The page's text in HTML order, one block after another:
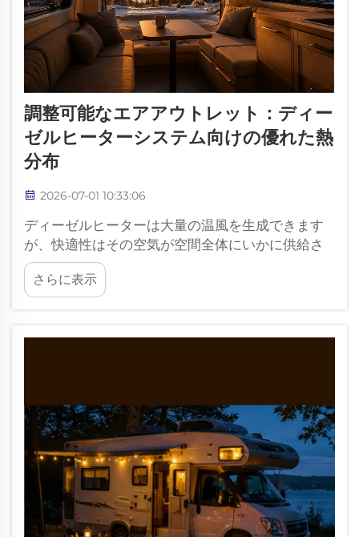
調整可能なエアアウトレット：ディー
ゼルヒーターシステム向けの優れた熱
分布
2026-07-01 10:33:06
ディーゼルヒーターは大量の温風を生成できます
が、快適性はその空気が空間全体にいかに供給さ
れるかによって決まります。キャンピングカー、
トラックのキャビン、RV、または小型のマリンキ
ャビンでは、ヒーター付近は暖かいのに、後部や
さらに表示